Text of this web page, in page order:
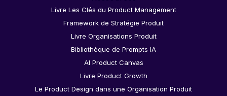
Livre Les Clés du Product Management
Framework de Stratégie Produit
Livre Organisations Produit
Bibliothèque de Prompts IA
AI Product Canvas
Livre Product Growth
Le Product Design dans une Organisation Produit